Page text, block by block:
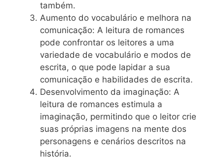
também.
Aumento do vocabulário e melhora na
comunicação: A leitura de romances
pode confrontar os leitores a uma
variedade de vocabulário e modos de
escrita, o que pode lapidar a sua
comunicação e habilidades de escrita.
Desenvolvimento da imaginação: A
leitura de romances estimula a
imaginação, permitindo que o leitor crie
suas próprias imagens na mente dos
personagens e cenários descritos na
história.